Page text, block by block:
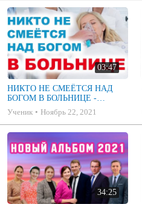
03:47
НИКТО НЕ СМЕЁТСЯ НАД
БОГОМ В БОЛЬНИЦЕ -
Наталия Шевченко / Читает
Григорий Манукян
Ученик Ноябрь 22, 2021
34:25